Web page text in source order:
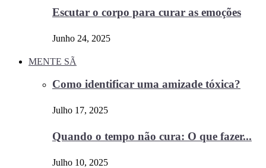
Escutar o corpo para curar as emoções
Junho 24, 2025
MENTE SÃ
Como identificar uma amizade tóxica?
Julho 17, 2025
Quando o tempo não cura: O que fazer...
Julho 10, 2025